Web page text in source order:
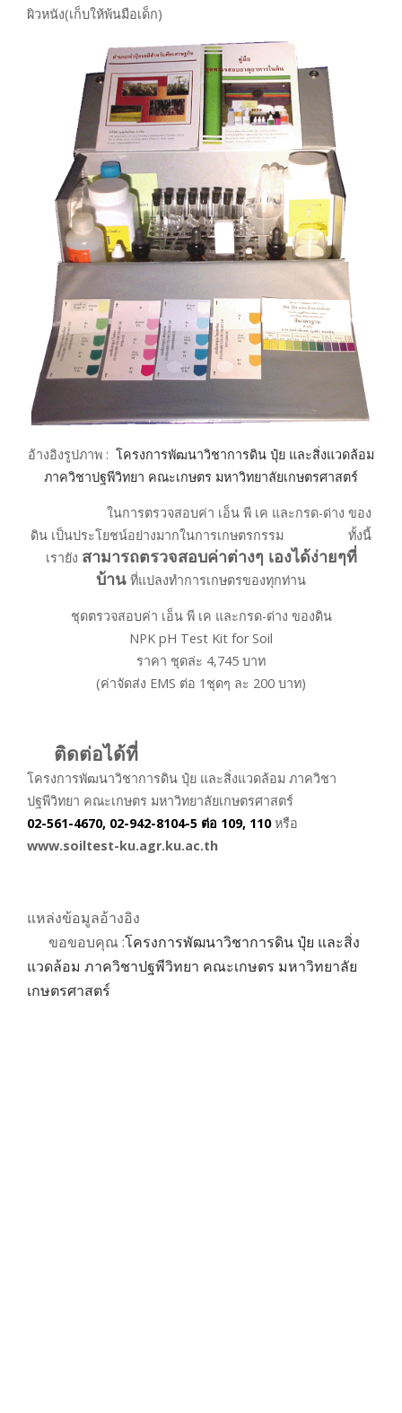
ผิวหนัง(เก็บให้พ้นมือเด็ก)
อ้างอิงรูปภาพ : โครงการพัฒนาวิชาการดิน ปุ๋ย และสิ่งแวดล้อม
ภาควิชาปฐพีวิทยา คณะเกษตร มหาวิทยาลัยเกษตรศาสตร์
ในการตรวจสอบค่า เอ็น พี เค และกรด-ด่าง ของ
ดิน เป็นประโยชน์อย่างมากในการเกษตรกรรม ทั้งนี้
เรายัง สามารถตรวจสอบค่าต่างๆ เองได้ง่ายๆที่
บ้าน ที่แปลงทำการเกษตรของทุกท่าน
ชุดตรวจสอบค่า เอ็น พี เค และกรด-ด่าง ของดิน
NPK pH Test Kit for Soil
ราคา ชุดล่ะ 4,745 บาท
(ค่าจัดส่ง EMS ต่อ 1ชุดๆ ละ 200 บาท)
ติดต่อได้ที่
โครงการพัฒนาวิชาการดิน ปุ๋ย และสิ่งแวดล้อม ภาควิชา
ปฐพีวิทยา คณะเกษตร มหาวิทยาลัยเกษตรศาสตร์
02-561-4670, 02-942-8104-5 ต่อ 109, 110หรือ
www.soiltest-ku.agr.ku.ac.th
แหล่งข้อมูลอ้างอิง
ขอขอบคุณ :โครงการพัฒนาวิชาการดิน ปุ๋ย และสิ่ง
แวดล้อม ภาควิชาปฐพีวิทยา คณะเกษตร มหาวิทยาลัย
เกษตรศาสตร์